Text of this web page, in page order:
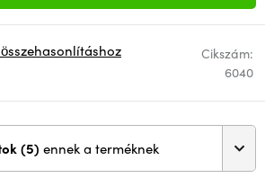
Cikszám:
6040
Egyéb változatok (5) ennek a terméknek